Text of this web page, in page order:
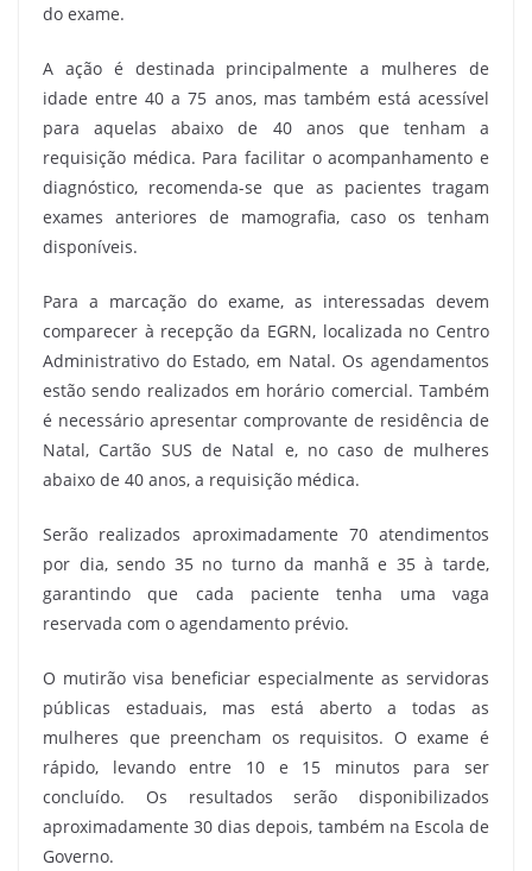
do exame.
A ação é destinada principalmente a mulheres de
idade entre 40 a 75 anos, mas também está acessível
para aquelas abaixo de 40 anos que tenham a
requisição médica. Para facilitar o acompanhamento e
diagnóstico, recomenda-se que as pacientes tragam
exames anteriores de mamografia, caso os tenham
disponíveis.
Para a marcação do exame, as interessadas devem
comparecer à recepção da EGRN, localizada no Centro
Administrativo do Estado, em Natal. Os agendamentos
estão sendo realizados em horário comercial. Também
é necessário apresentar comprovante de residência de
Natal, Cartão SUS de Natal e, no caso de mulheres
abaixo de 40 anos, a requisição médica.
Serão realizados aproximadamente 70 atendimentos
por dia, sendo 35 no turno da manhã e 35 à tarde,
garantindo que cada paciente tenha uma vaga
reservada com o agendamento prévio.
O mutirão visa beneficiar especialmente as servidoras
públicas estaduais, mas está aberto a todas as
mulheres que preencham os requisitos. O exame é
rápido, levando entre 10 e 15 minutos para ser
concluído. Os resultados serão disponibilizados
aproximadamente 30 dias depois, também na Escola de
Governo.